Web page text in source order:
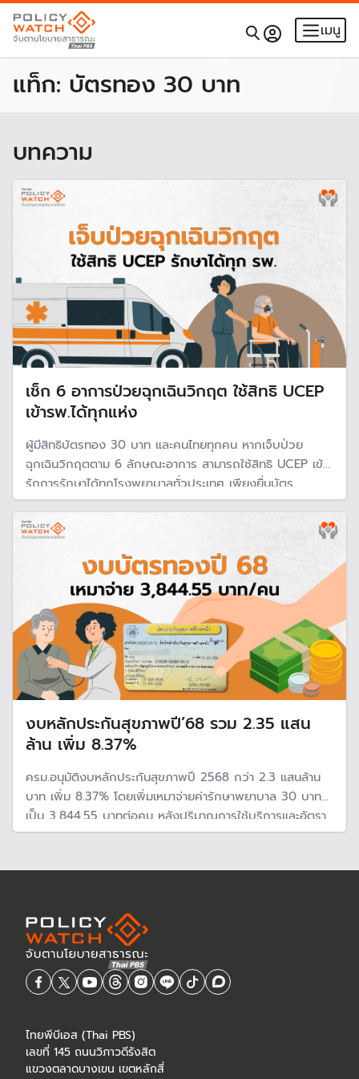
เมนู
แท็ก: บัตรทอง 30 บาท
บทความ
เช็ก 6 อาการป่วยฉุกเฉินวิกฤต ใช้สิทธิ UCEP
เข้ารพ.ได้ทุกแห่ง
ผู้มีสิทธิบัตรทอง 30 บาท และคนไทยทุกคน หากเจ็บป่วย
ฉุกเฉินวิกฤตตาม 6 ลักษณะอาการ สามารถใช้สิทธิ UCEP เข้า
รักการรักษาได้ทุกโรงพยาบาลทั่วประเทศ เพียงยื่นบัตร
ประชาชนใบเดียว
งบหลักประกันสุขภาพปี’68 รวม 2.35 แสน
ล้าน เพิ่ม 8.37%
ครม.อนุมัติงบหลักประกันสุขภาพปี 2568 กว่า 2.3 แสนล้าน
บาท เพิ่ม 8.37% โดยเพิ่มเหมาจ่ายค่ารักษาพยาบาล 30 บาท
เป็น 3,844.55 บาทต่อคน หลังปริมาณการใช้บริการและอัตรา
ค่าใช้จ่ายของผู้ป่วยในกองทุนฯมีแนวโน้มเพิ่มขึ้นต่อเนื่อง
ไทยพีบีเอส (Thai PBS)
เลขที่ 145 ถนนวิภาวดีรังสิต
แขวงตลาดบางเขน เขตหลักสี่